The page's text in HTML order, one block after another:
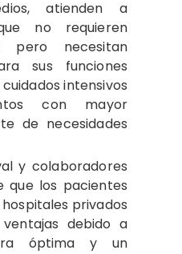
atienden a
no requieren
pero necesitan
sus funciones
intensivos
con mayor
de necesidades
y colaboradores
que los pacientes
privados
debido a
óptima y un